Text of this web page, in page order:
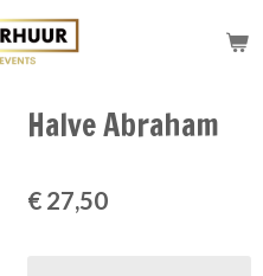
Halve Abraham
€ 27,50